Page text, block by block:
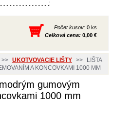
Počet kusov: 0 ks
Celková cena: 0,00 €
>> UKOTVOVACIE LIŠTY >>
LIŠTA
A KONCOVKAMI 1000 MM
gumovým
1000 mm